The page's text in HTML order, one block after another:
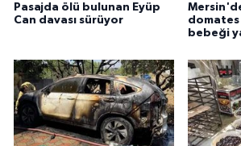
Pasajda ölü bulunan Eyüp
Can davası sürüyor
domates
bebeği